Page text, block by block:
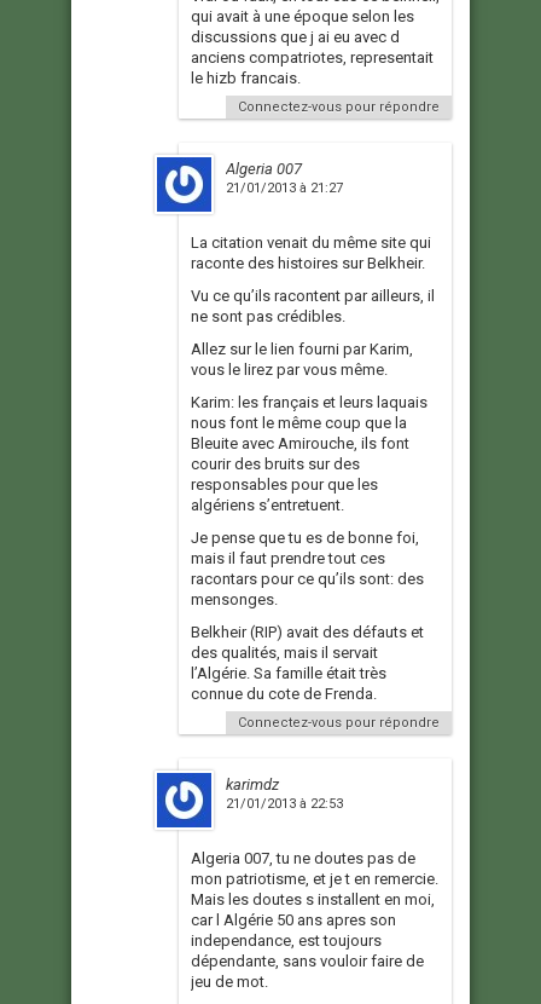
qui avait à une époque selon les
discussions que j ai eu avec d
anciens compatriotes, representait
le hizb francais.
Connectez-vous pour répondre
Algeria 007
21/01/2013 à 21:27
La citation venait du même site qui
raconte des histoires sur Belkheir.
Vu ce qu’ils racontent par ailleurs, il
ne sont pas crédibles.
Allez sur le lien fourni par Karim,
vous le lirez par vous même.
Karim: les français et leurs laquais
nous font le même coup que la
Bleuite avec Amirouche, ils font
courir des bruits sur des
responsables pour que les
algériens s’entretuent.
Je pense que tu es de bonne foi,
mais il faut prendre tout ces
racontars pour ce qu’ils sont: des
mensonges.
Belkheir (RIP) avait des défauts et
des qualités, mais il servait
l’Algérie. Sa famille était très
connue du cote de Frenda.
Connectez-vous pour répondre
karimdz
21/01/2013 à 22:53
Algeria 007, tu ne doutes pas de
mon patriotisme, et je t en remercie.
Mais les doutes s installent en moi,
car l Algérie 50 ans apres son
independance, est toujours
dépendante, sans vouloir faire de
jeu de mot.